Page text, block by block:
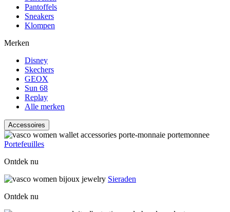
Pantoffels
Sneakers
Klompen
Merken
Disney
Skechers
GEOX
Sun 68
Replay
Alle merken
Accessoires
Portefeuilles
Ontdek nu
Sieraden
Ontdek nu